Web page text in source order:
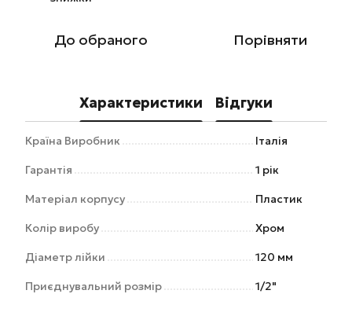
До обраного Порівняти
Характеристики Відгуки
Країна Виробник Італія
Гарантія 1 рік
Матеріал корпусу Пластик
Колір виробу Хром
Діаметр лійки 120 мм
Приєднувальний розмір 1/2"